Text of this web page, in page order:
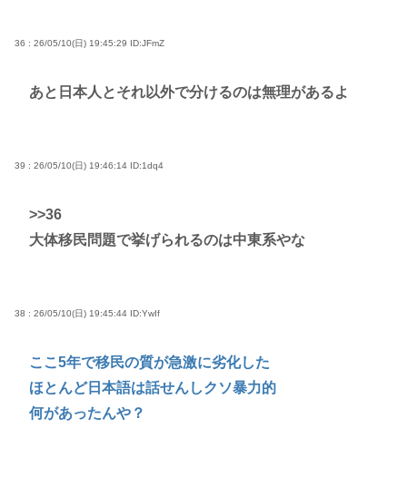
36 : 26/05/10(日) 19:45:29 ID:JFmZ
あと日本人とそれ以外で分けるのは無理があるよ
39 : 26/05/10(日) 19:46:14 ID:1dq4
>>36
大体移民問題で挙げられるのは中東系やな
38 : 26/05/10(日) 19:45:44 ID:YwIf
ここ5年で移民の質が急激に劣化した
ほとんど日本語は話せんしクソ暴力的
何があったんや？